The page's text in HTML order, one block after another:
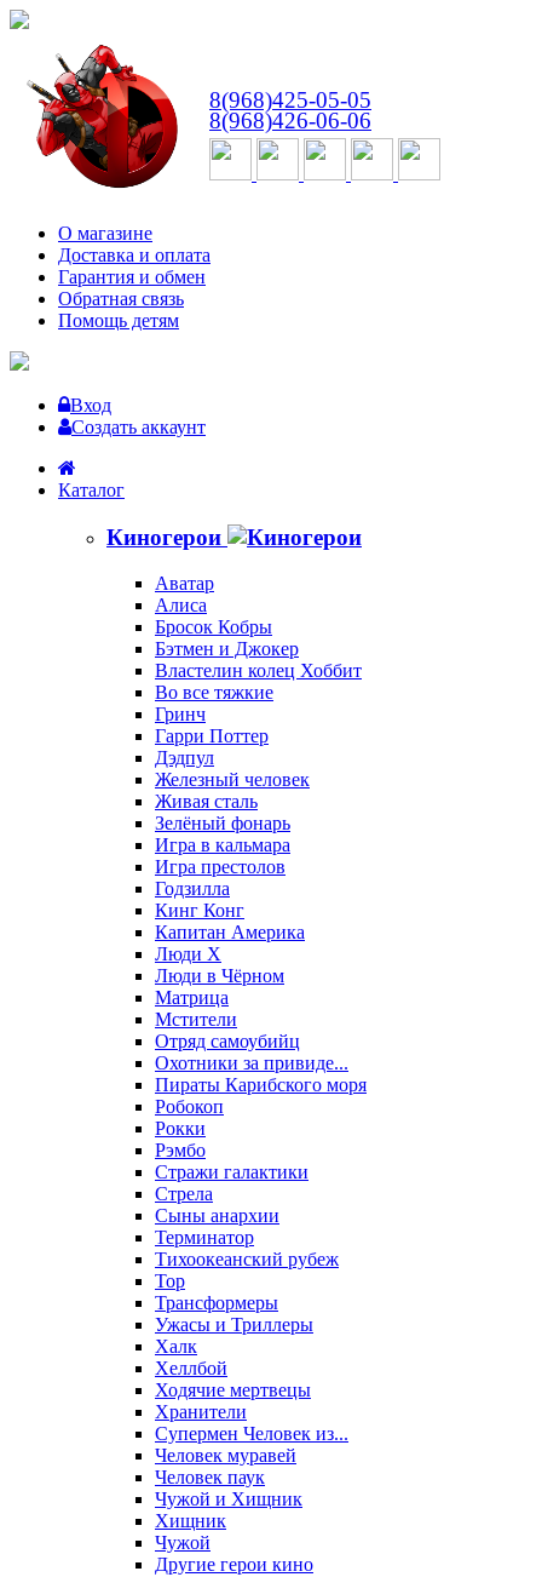
8(968)425-05-05
8(968)426-06-06
О магазине
Доставка и оплата
Гарантия и обмен
Обратная связь
Помощь детям
Вход
Создать аккаунт
Каталог
Киногерои
Аватар
Алиса
Бросок Кобры
Бэтмен и Джокер
Властелин колец Хоббит
Во все тяжкие
Гринч
Гарри Поттер
Дэдпул
Железный человек
Живая сталь
Зелёный фонарь
Игра в кальмара
Игра престолов
Годзилла
Кинг Конг
Капитан Америка
Люди X
Люди в Чёрном
Матрица
Мстители
Отряд самоубийц
Охотники за привиде...
Пираты Карибского моря
Робокоп
Рокки
Рэмбо
Стражи галактики
Стрела
Сыны анархии
Терминатор
Тихоокеанский рубеж
Тор
Трансформеры
Ужасы и Триллеры
Халк
Хеллбой
Ходячие мертвецы
Хранители
Супермен Человек из...
Человек муравей
Человек паук
Чужой и Хищник
Хищник
Чужой
Другие герои кино